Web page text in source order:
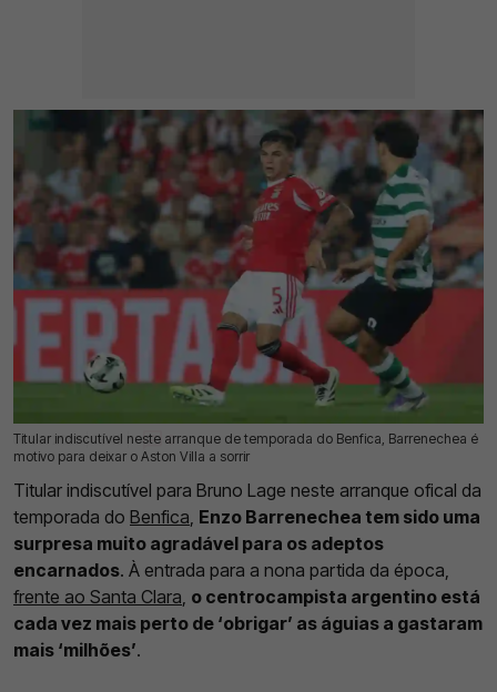
Titular indiscutível neste arranque de temporada do Benfica, Barrenechea é
motivo para deixar o Aston Villa a sorrir
06 Set 2025 | 08:48 | 0
Titular indiscutível para Bruno Lage neste arranque ofical da
temporada do Benfica, Enzo Barrenechea tem sido uma
surpresa muito agradável para os adeptos
encarnados. À entrada para a nona partida da época,
frente ao Santa Clara, o centrocampista argentino está
cada vez mais perto de ‘obrigar’ as águias a gastaram
mais ‘milhões’.